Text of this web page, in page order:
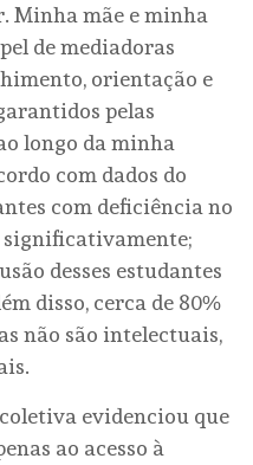
Minha mãe e minha
de mediadoras
orientação e
pelas
longo da minha
com dados do
com deficiência no
desses estudantes
disso, cerca de 80%
não são intelectuais,
evidenciou que
ao acesso à